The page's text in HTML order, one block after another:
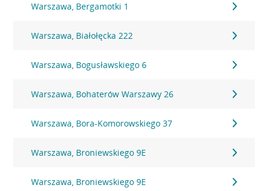
Warszawa, Bergamotki 1
Warszawa, Białołęcka 222
Warszawa, Bogusławskiego 6
Warszawa, Bohaterów Warszawy 26
Warszawa, Bora-Komorowskiego 37
Warszawa, Broniewskiego 9E
Warszawa, Broniewskiego 9E